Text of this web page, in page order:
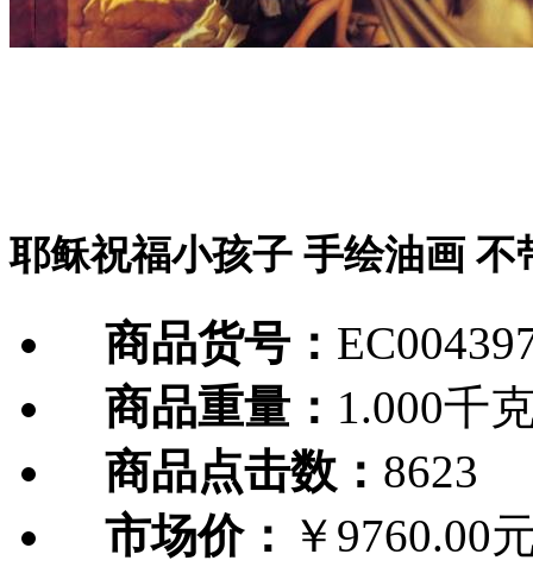
耶稣祝福小孩子 手绘油画 不
商品货号：
商品重量： 1.000千
商品点击数： 8623
市场价： ￥9760.00